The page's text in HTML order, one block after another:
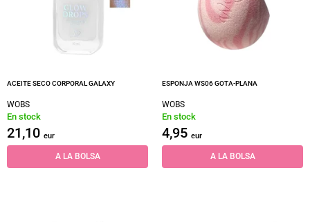
ACEITE SECO CORPORAL GALAXY
WOBS
En stock
21,10 eur
A LA BOLSA
ESPONJA WS06 GOTA-PLANA
WOBS
En stock
4,95 eur
A LA BOLSA